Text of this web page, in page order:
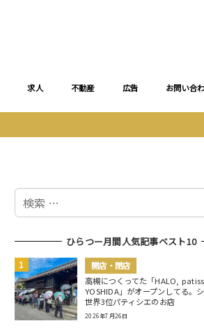
求人 不動産 広告 お問い合
検
ひらつー月間人気記事ベスト10
開店・閉店
高槻につくってた「HALO,
YOSHIDA」がオープンしてる。
世界3位パティシエのお店
2026年7月26日